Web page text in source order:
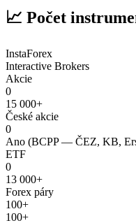
📈 Počet
InstaForex
Interactive Brokers
Akcie
0
15 000+
České akcie
0
Ano (BCPP — ČEZ, KB,
ETF
0
13 000+
Forex páry
100+
100+